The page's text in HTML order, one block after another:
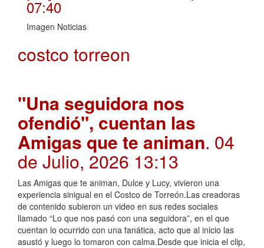
07:40
Imagen Noticias
costco torreon
"Una seguidora nos
ofendió", cuentan las
Amigas que te animan. 04
de Julio, 2026 13:13
Las Amigas que te animan, Dulce y Lucy, vivieron una
experiencia sinigual en el Costco de Torreón.Las creadoras
de contenido subieron un video en sus redes sociales
llamado “Lo que nos pasó con una seguidora”, en el que
cuentan lo ocurrido con una fanática, acto que al inicio las
asustó y luego lo tomaron con calma.Desde que inicia el clip,